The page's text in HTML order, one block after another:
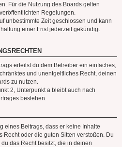
Für die Nutzung des Boards gelten
Regelungen.
unbestimmte Zeit geschlossen und kann
einer Frist jederzeit gekündigt
erteilst du dem Betreiber ein einfaches,
und unentgeltliches Recht, deinen
zu nutzen.
2, Unterpunkt a bleibt auch nach
bestehen.
eines Beitrags, dass er keine Inhalte
Recht oder die guten Sitten verstoßen. Du
das Recht besitzt, die in deinen